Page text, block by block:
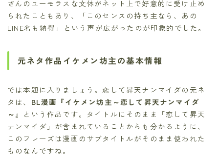
さんのユーモラスな文体がネット上で好意的に受け止め
られたこともあり、「このセンスの持ち主なら、あの
LINE名も納得」という声が広がったのが印象的でした。
元ネタ作品イケメン坊主の基本情報
では本題に入りましょう。恋して昇天ナンマイダの元ネ
タは、 BL漫画『イケメン坊主～恋して昇天ナンマイダ
～』
という作品です。タイトルにそのまま「恋して昇天
ナンマイダ」が含まれていることからも分かるように、
このフレーズは漫画のサブタイトルがそのまま使われた
ものなんですね。